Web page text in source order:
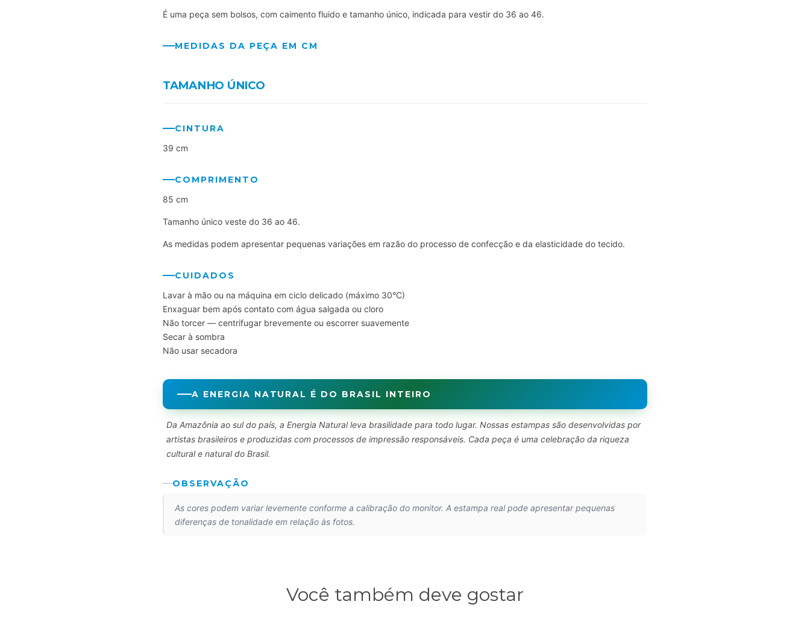
É uma peça sem bolsos, com caimento fluido e tamanho único, indicada para vestir do 36 ao 46.
MEDIDAS DA PEÇA EM CM
TAMANHO ÚNICO
CINTURA
39 cm
COMPRIMENTO
85 cm
Tamanho único veste do 36 ao 46.
As medidas podem apresentar pequenas variações em razão do processo de confecção e da elasticidade do tecido.
CUIDADOS
Lavar à mão ou na máquina em ciclo delicado (máximo 30°C)
Enxaguar bem após contato com água salgada ou cloro
Não torcer — centrifugar brevemente ou escorrer suavemente
Secar à sombra
Não usar secadora
A ENERGIA NATURAL É DO BRASIL INTEIRO
Da Amazônia ao sul do país, a Energia Natural leva brasilidade para todo lugar. Nossas estampas são desenvolvidas por
artistas brasileiros e produzidas com processos de impressão responsáveis. Cada peça é uma celebração da riqueza
cultural e natural do Brasil.
OBSERVAÇÃO
As cores podem variar levemente conforme a calibração do monitor. A estampa real pode apresentar pequenas
diferenças de tonalidade em relação às fotos.
Você também deve gostar